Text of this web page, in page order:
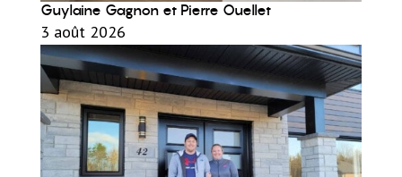
Guylaine Gagnon et Pierre Ouellet
3 août 2026